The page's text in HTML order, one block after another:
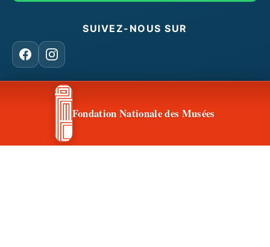
SUIVEZ-NOUS SUR
FacebookInstagram
CONTACT & ACCÈSFondation Nationale des Musées